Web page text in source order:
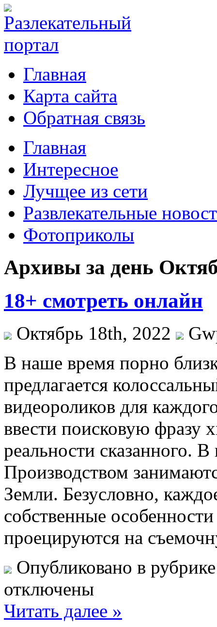
Главная
Карта сайта
Обратная связь
Главная
Интересное
Лучщее из сети
Развлекательные
Фотоприколы
Архивы за день
18+ смотреть онлайн
Октябрь 18th, 2022
В нaшe врeмя порно
предлагается
видеороликов для
ввести поисковую фразу
реальности сказанного.
Производством
Земли. Безусловно,
собственные
проецируются на
Опубликовано в
отключены
Читать далее »